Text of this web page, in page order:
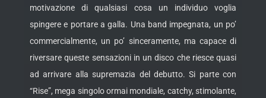
motivazione di qualsiasi cosa un individuo voglia
spingere e portare a galla. Una band impegnata, un po’
commercialmente, un po’ sinceramente, ma capace di
riversare queste sensazioni in un disco che riesce quasi
ad arrivare alla supremazia del debutto. Si parte con
“Rise”, mega singolo ormai mondiale, catchy, stimolante,